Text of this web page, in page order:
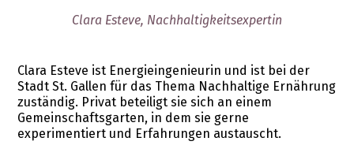
Clara Esteve, Nachhaltigkeitsexpertin
Clara Esteve ist Energieingenieurin und ist bei der
Stadt St. Gallen für das Thema Nachhaltige Ernährung
zuständig. Privat beteiligt sie sich an einem
Gemeinschaftsgarten, in dem sie gerne
experimentiert und Erfahrungen austauscht.